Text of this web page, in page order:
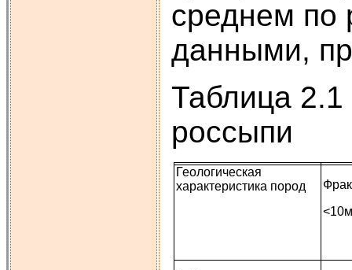
среднем по
данными,
Таблица 2.1
россыпи
Геологическая
характеристика пород